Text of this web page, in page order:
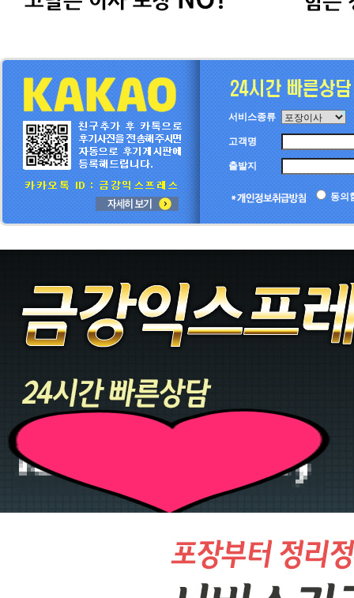
서비스종류
고객명
출발지
동의